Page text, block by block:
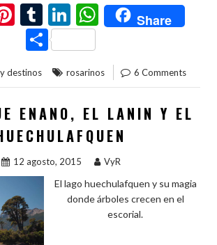
Pi
nt
er
es
t
T
u
m
bl
r
Li
n
ke
dI
n
W
at
s
A
p
p
Share
C
o
m
p
ar
ti
r
destinos rosarinos 6 Comments
ENANO, EL LANIN Y EL
12 agosto, 2015 VyR
El lago huechulafquen y su magia
donde árboles crecen en el
escorial.